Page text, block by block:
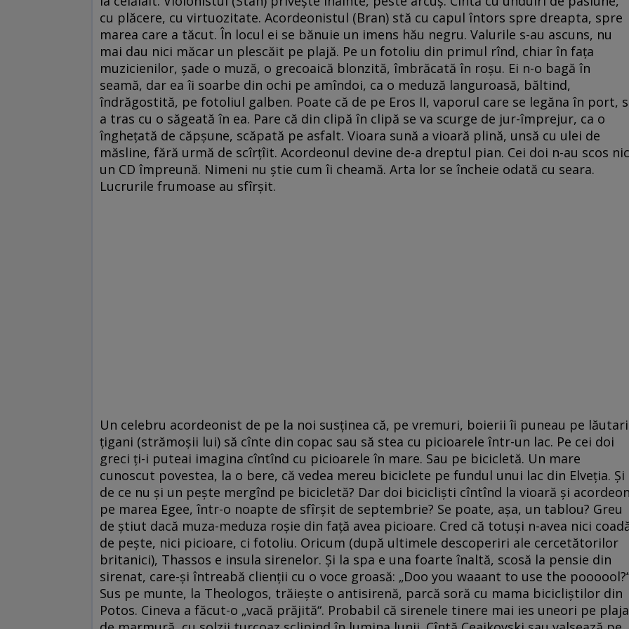
cu plăcere, cu virtuozitate. Acordeonistul (Bran) stă cu capul întors spre dreapta, spre
marea care a tăcut. În locul ei se bănuie un imens hău negru. Valurile s-au ascuns, nu
mai dau nici măcar un plescăit pe plajă. Pe un fotoliu din primul rînd, chiar în faţa
muzicienilor, şade o muză, o grecoaică blonzită, îmbrăcată în roşu. Ei n-o bagă în
seamă, dar ea îi soarbe din ochi pe amîndoi, ca o meduză languroasă, băltind,
îndrăgostită, pe fotoliul galben. Poate că de pe Eros II, vaporul care se legăna în port,
a tras cu o săgeată în ea. Pare că din clipă în clipă se va scurge de jur-împrejur, ca o
îngheţată de căpşune, scăpată pe asfalt. Vioara sună a vioară plină, unsă cu ulei de
măsline, fără urmă de scîrţîit. Acordeonul devine de-a dreptul pian. Cei doi n-au scos
un CD împreună. Nimeni nu ştie cum îi cheamă. Arta lor se încheie odată cu seara.
Lucrurile frumoase au sfîrşit.
Un celebru acordeonist de pe la noi susţinea că, pe vremuri, boierii îi puneau pe
ţigani (strămoşii lui) să cînte din copac sau să stea cu picioarele într-un lac. Pe cei doi
greci ţi-i puteai imagina cîntînd cu picioarele în mare. Sau pe bicicletă. Un mare
cunoscut povestea, la o bere, că vedea mereu biciclete pe fundul unui lac din Elveţia. Şi
de ce nu şi un peşte mergînd pe bicicletă? Dar doi biciclişti cîntînd la vioară şi
pe marea Egee, într-o noapte de sfîrşit de septembrie? Se poate, aşa, un tablou? Greu
de ştiut dacă muza-meduza roşie din faţă avea picioare. Cred că totuşi n-avea nici
de peşte, nici picioare, ci fotoliu. Oricum (după ultimele descoperiri ale cercetătorilor
britanici), Thassos e insula sirenelor. Şi la spa e una foarte înaltă, scosă la pensie din
sirenat, care-şi întreabă clienţii cu o voce groasă: „Doo you waaant to use the
Sus pe munte, la Theologos, trăieşte o antisirenă, parcă soră cu mama bicicliştilor din
Potos. Cineva a făcut-o „vacă prăjită“. Probabil că sirenele tinere mai ies uneori pe plaja